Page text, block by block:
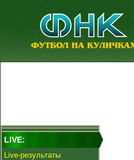
LIVE:
Live-результаты